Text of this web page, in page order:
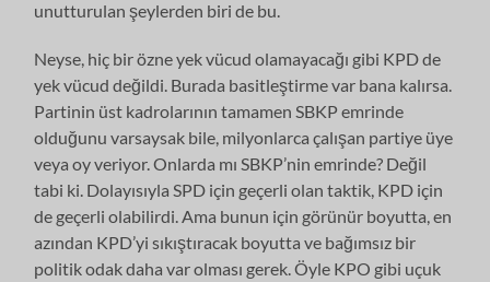
unutturulan şeylerden biri de bu.
Neyse, hiç bir özne yek vücud olamayacağı gibi KPD de
yek vücud değildi. Burada basitleştirme var bana kalırsa.
Partinin üst kadrolarının tamamen SBKP emrinde
olduğunu varsaysak bile, milyonlarca çalışan partiye üye
veya oy veriyor. Onlarda mı SBKP’nin emrinde? Değil
tabi ki. Dolayısıyla SPD için geçerli olan taktik, KPD için
de geçerli olabilirdi. Ama bunun için görünür boyutta, en
azından KPD’yi sıkıştıracak boyutta ve bağımsız bir
politik odak daha var olması gerek. Öyle KPO gibi uçuk